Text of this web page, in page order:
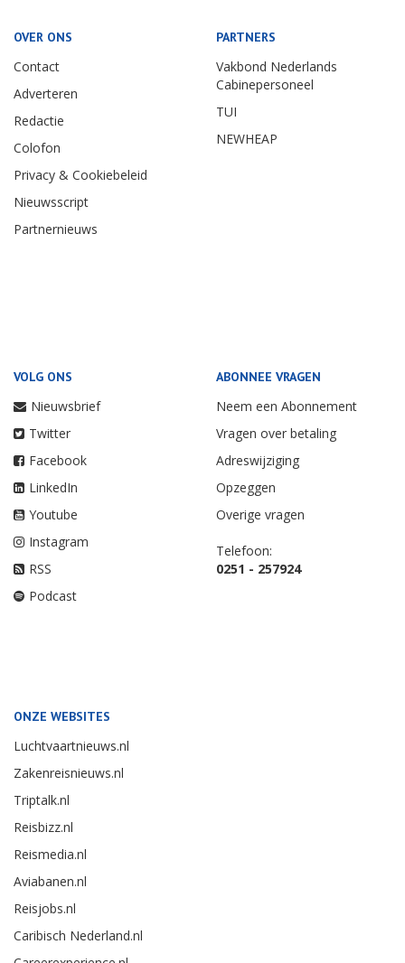
OVER ONS
Contact
Adverteren
Redactie
Colofon
Privacy & Cookiebeleid
Nieuwsscript
Partnernieuws
PARTNERS
Vakbond Nederlands
Cabinepersoneel
TUI
NEWHEAP
VOLG ONS
Nieuwsbrief
Twitter
Facebook
LinkedIn
Youtube
Instagram
RSS
Podcast
ABONNEE VRAGEN
Neem een Abonnement
Vragen over betaling
Adreswijziging
Opzeggen
Overige vragen
Telefoon:
0251 - 257924
ONZE WEBSITES
Luchtvaartnieuws.nl
Zakenreisnieuws.nl
Triptalk.nl
Reisbizz.nl
Reismedia.nl
Aviabanen.nl
Reisjobs.nl
Caribisch Nederland.nl